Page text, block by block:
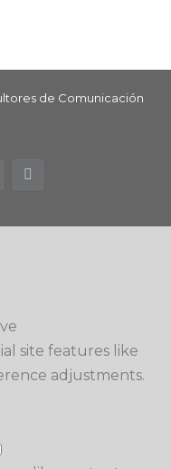
de Comunicación
X
site features like
adjustments.